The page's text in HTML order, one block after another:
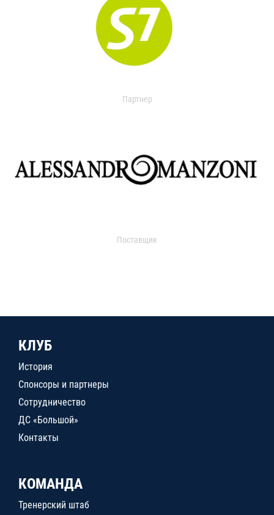
Партнер
Поставщик
КЛУБ
История
Спонсоры и партнеры
Сотрудничество
ДС «Большой»
Контакты
КОМАНДА
Тренерский штаб